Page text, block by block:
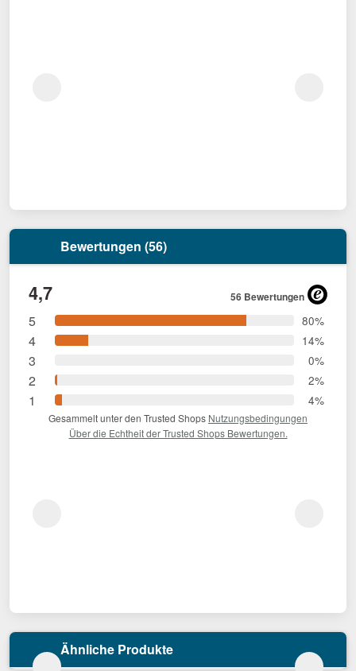
Bewertungen (56)
4,7 56 Bewertungen
5 80%
4 14%
3 0%
2 2%
1 4%
Gesammelt unter den Trusted Shops Nutzungsbedingungen
Über die Echtheit der Trusted Shops Bewertungen.
Ähnliche Produkte